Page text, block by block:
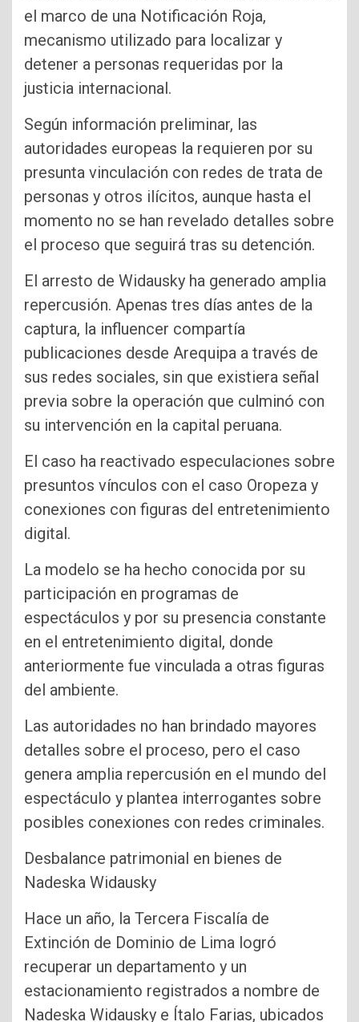
el marco de una Notificación Roja,
mecanismo utilizado para localizar y
detener a personas requeridas por la
justicia internacional.
Según información preliminar, las
autoridades europeas la requieren por su
presunta vinculación con redes de trata de
personas y otros ilícitos, aunque hasta el
momento no se han revelado detalles sobre
el proceso que seguirá tras su detención.
El arresto de Widausky ha generado amplia
repercusión. Apenas tres días antes de la
captura, la influencer compartía
publicaciones desde Arequipa a través de
sus redes sociales, sin que existiera señal
previa sobre la operación que culminó con
su intervención en la capital peruana.
El caso ha reactivado especulaciones sobre
presuntos vínculos con el caso Oropeza y
conexiones con figuras del entretenimiento
digital.
La modelo se ha hecho conocida por su
participación en programas de
espectáculos y por su presencia constante
en el entretenimiento digital, donde
anteriormente fue vinculada a otras figuras
del ambiente.
Las autoridades no han brindado mayores
detalles sobre el proceso, pero el caso
genera amplia repercusión en el mundo del
espectáculo y plantea interrogantes sobre
posibles conexiones con redes criminales.
Desbalance patrimonial en bienes de
Nadeska Widausky
Hace un año, la Tercera Fiscalía de
Extinción de Dominio de Lima logró
recuperar un departamento y un
estacionamiento registrados a nombre de
Nadeska Widausky e Ítalo Farias, ubicados